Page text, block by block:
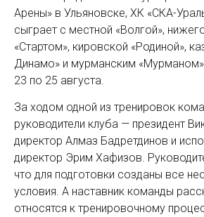
Арены» в Ульяновске, ХК «СКА-
сыграет с местной «Волгой»,
«Стартом», кировской «Родиной»,
Динамо» и мурманским
23 по 25 августа.
За ходом одной из тренировок
руководители клуба — президент
директор Алмаз Бадретдинов и
директор Эрим Хафизов.
что для подготовки созданы все
условия. А наставник команды
относятся к тренировочному